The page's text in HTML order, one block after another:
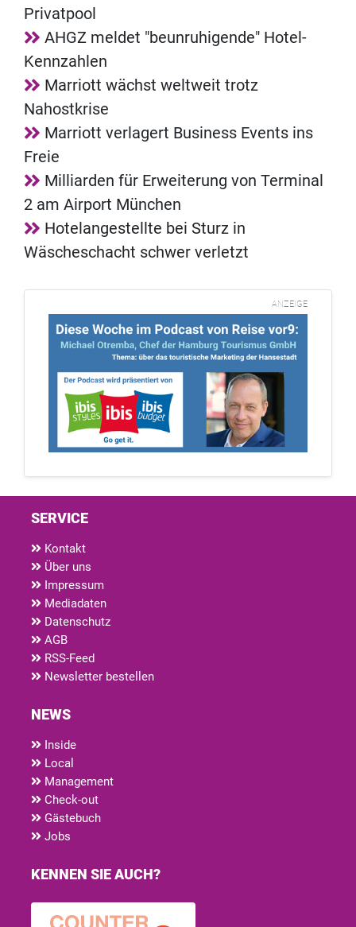
Privatpool
AHGZ meldet "beunruhigende" Hotel-
Kennzahlen
Marriott wächst weltweit trotz
Nahostkrise
Marriott verlagert Business Events ins
Freie
Milliarden für Erweiterung von Terminal
2 am Airport München
Hotelangestellte bei Sturz in
Wäscheschacht schwer verletzt
ANZEIGE
SERVICE
Kontakt
Über uns
Impressum
Mediadaten
Datenschutz
AGB
RSS-Feed
Newsletter bestellen
NEWS
Inside
Local
Management
Check-out
Gästebuch
Jobs
KENNEN SIE AUCH?